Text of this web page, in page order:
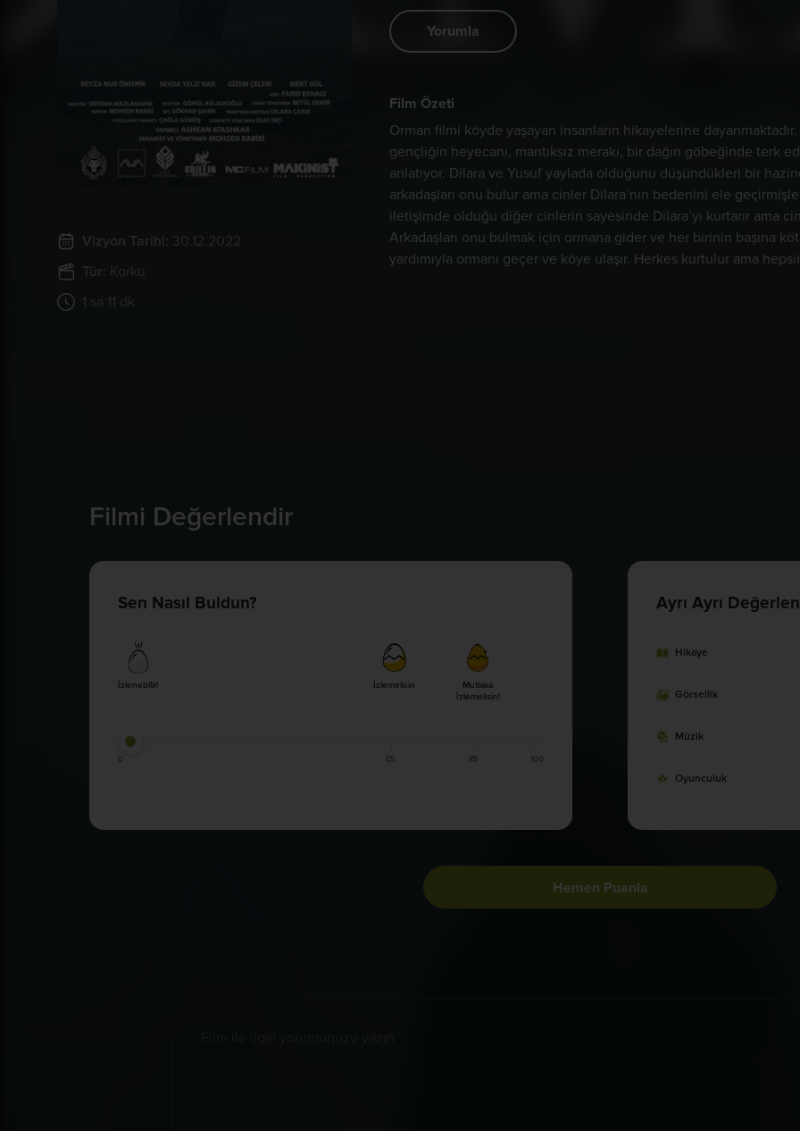
Vizyon Tarihi: 30.12.2022
Tür: Korku
1 sa 11 dk
Yorumla
Film Özeti
Orman filmi köyde yaşayan insanların hikayelerine
gençliğin heyecanı, mantıksız merakı, bir dağın göbeğinde
anlatıyor. Dilara ve Yusuf yaylada olduğunu düşündükleri bir
arkadaşları onu bulur ama cinler Dilara’nın bedenini ele
iletişimde olduğu diğer cinlerin sayesinde Dilara’yı kurtarır ama
Arkadaşları onu bulmak için ormana gider ve her birinin başına
yardımıyla ormanı geçer ve köye ulaşır. Herkes kurtulur ama
Filmi Değerlendir
Sen Nasıl Buldun?
İzlenebilir! İzlemelisin
Mutlaka
İzlemelisin!
0 65 85 100
Ayrı Ayrı
Hikaye
Görsellik
Müzik
Oyunculuk
Hemen Puanla